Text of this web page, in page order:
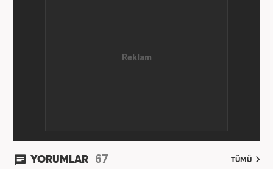
YORUMLAR 67 TÜMÜ